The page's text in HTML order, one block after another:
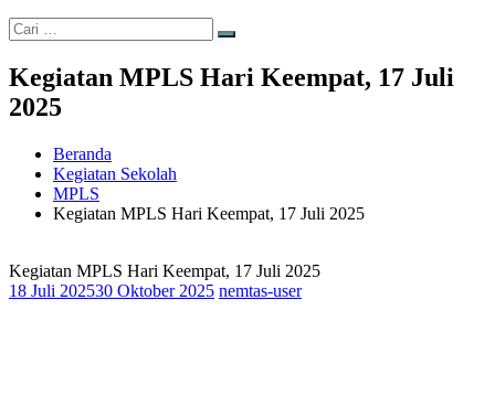
Cari:
Cari
Kegiatan MPLS Hari Keempat, 17 Juli
2025
Beranda
Kegiatan Sekolah
MPLS
Kegiatan MPLS Hari Keempat, 17 Juli 2025
Kegiatan MPLS Hari Keempat, 17 Juli 2025
18 Juli 202530 Oktober 2025 nemtas-user